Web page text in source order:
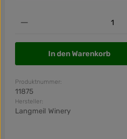
Produkt Anzahl: Gib den
In den Warenkorb
Produktnummer:
11875
Hersteller:
Langmeil Winery